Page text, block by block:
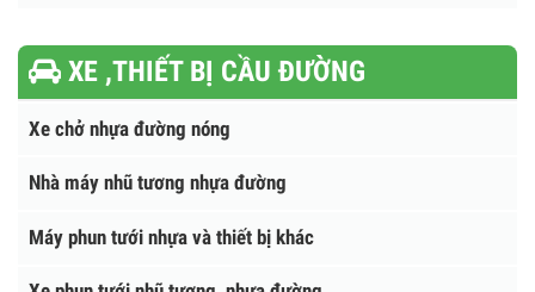
Xe chụp X-Quang, khám bệnh lưu động
Xe truyền hình - chiếu phim lưu động